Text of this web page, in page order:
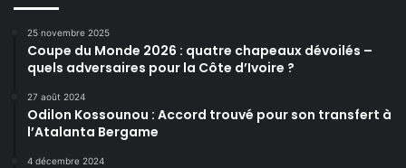
25 novembre 2025
Coupe du Monde 2026 : quatre chapeaux dévoilés –
quels adversaires pour la Côte d’Ivoire ?
27 août 2024
Odilon Kossounou : Accord trouvé pour son transfert à
l’Atalanta Bergame
4 décembre 2024